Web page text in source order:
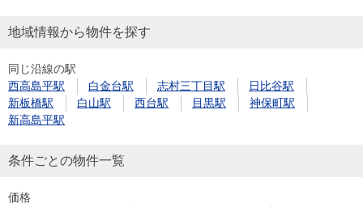
す
購入向け
サービス
住宅ロー
ンシミュ
住まい1プ
ラス（お
住まいと
暮らしの
（電子ブ
売却ガイ
ド
地域情報から物件を探す
同じ沿線の駅
西高島平駅
白金台駅 志村三丁目駅
日比谷駅
新板橋駅
白山駅 西台駅 目黒駅
神保町駅
新高島平駅
条件ごとの物件一覧
価格